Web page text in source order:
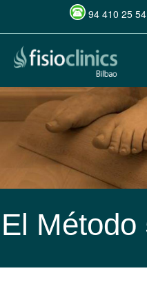
Pasar
contenido
principal
94 410 25 54
El Método